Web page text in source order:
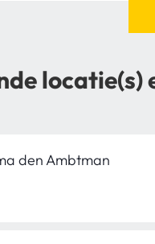
locatie(s)
den Ambtman